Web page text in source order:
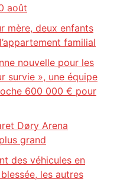
août
mère, deux enfants
familial
nouvelle pour les
survie », une équipe
600 000 € pour
Døry Arena
grand
des véhicules en
les autres